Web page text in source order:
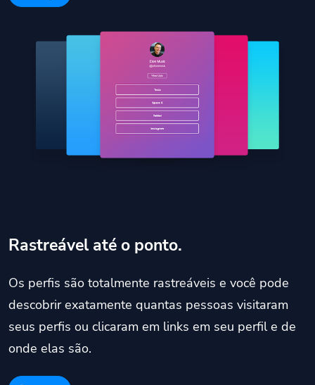
Rastreável até o ponto.
Os perfis são totalmente rastreáveis ​​e você pode
descobrir exatamente quantas pessoas visitaram
seus perfis ou clicaram em links em seu perfil e de
onde elas são.